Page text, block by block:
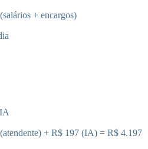
+ encargos)
+ R$ 197 (IA) = R$ 4.197